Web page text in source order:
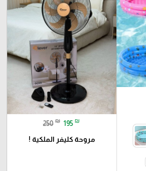
250 ₪ 195 ₪
مروحة كليفر الملكية !